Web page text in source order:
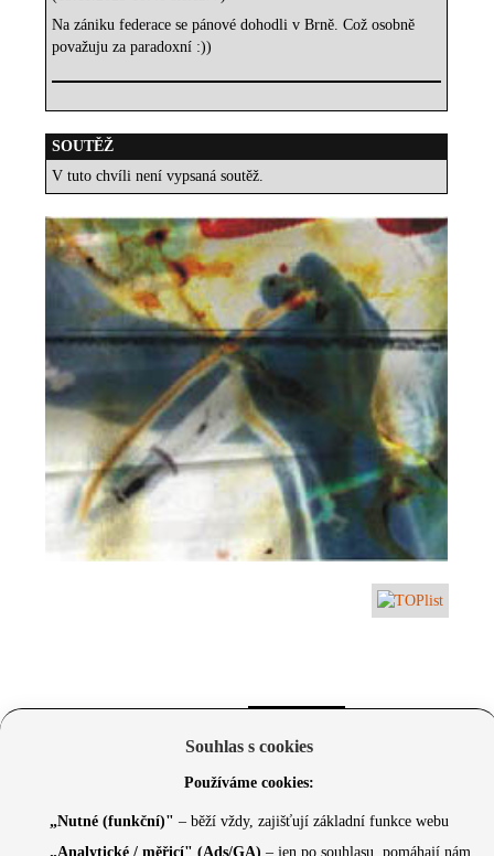
Na zániku federace se pánové dohodli v Brně. Což osobně
považuju za paradoxní :))
SOUTĚŽ
V tuto chvíli není vypsaná soutěž.
Souhlas s cookies
Používáme cookies:
„Nutné (funkční)" – běží vždy, zajišťují základní funkce webu
„Analytické / měřicí" (Ads/GA) – jen po souhlasu, pomáhají nám